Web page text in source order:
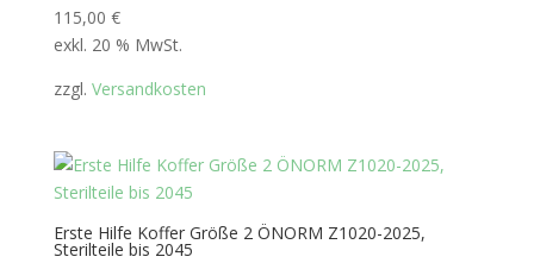
115,00 €
exkl. 20 % MwSt.
zzgl. Versandkosten
Erste Hilfe Koffer Größe 2 ÖNORM Z1020-2025,
Sterilteile bis 2045